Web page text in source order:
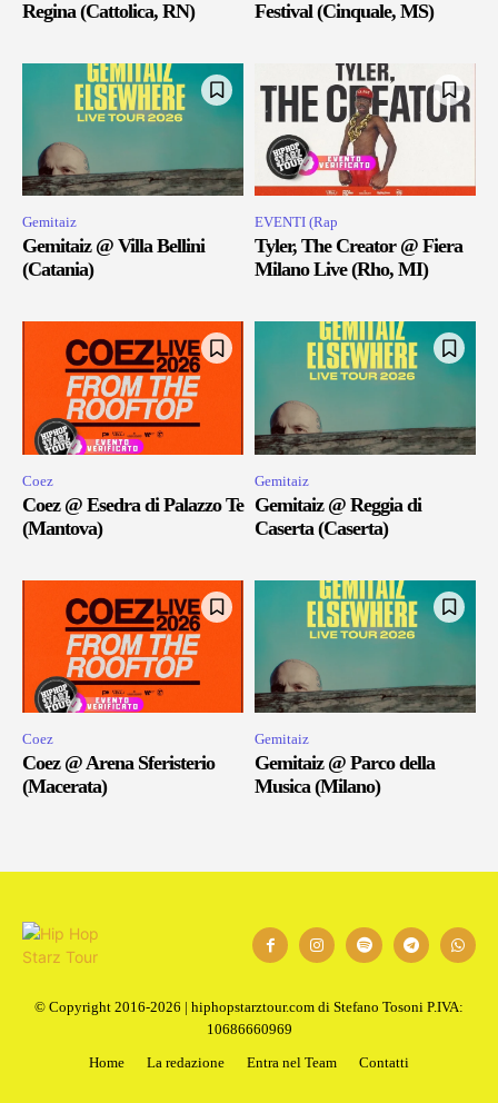
Regina (Cattolica, RN)
Festival (Cinquale, MS)
Gemitaiz
Gemitaiz @ Villa Bellini
(Catania)
EVENTI (Rap
Tyler, The Creator @ Fiera
Milano Live (Rho, MI)
Coez
Coez @ Esedra di Palazzo Te
(Mantova)
Gemitaiz
Gemitaiz @ Reggia di
Caserta (Caserta)
Coez
Coez @ Arena Sferisterio
(Macerata)
Gemitaiz
Gemitaiz @ Parco della
Musica (Milano)
© Copyright 2016-2026 | hiphopstarztour.com di Stefano Tosoni P.IVA:
10686660969
Home
La redazione Entra nel Team Contatti